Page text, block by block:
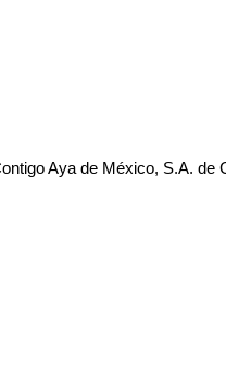
Aya de México, S.A.